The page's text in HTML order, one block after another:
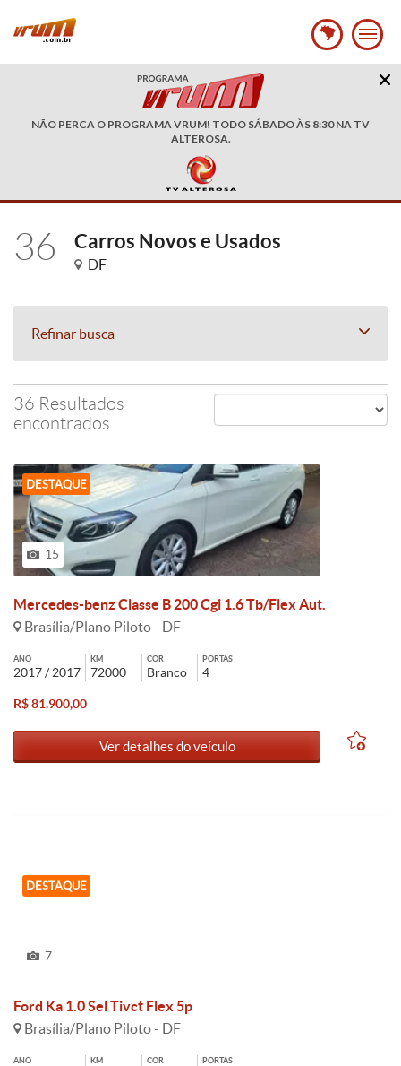
NÃO PERCA O PROGRAMA VRUM! TODO SÁBADO ÀS 8:30 NA TV
ALTEROSA.
36 Carros Novos e Usados
DF
Refinar busca
36 Resultados
encontrados
DESTAQUE
15
Mercedes-benz Classe B 200 Cgi 1.6 Tb/Flex Aut.
Brasília/Plano Piloto - DF
ANO
2017 / 2017
KM
72000
COR
Branco
PORTAS
4
R$ 81.900,00
Ver detalhes do veículo
DESTAQUE
7
Ford Ka 1.0 Sel Tivct Flex 5p
Brasília/Plano Piloto - DF
ANO KM COR PORTAS